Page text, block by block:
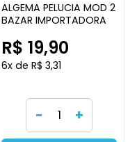
ALGEMA PELUCIA MOD 2
BAZAR IMPORTADORA
R$ 19,90
6x de R$ 3,31
- +